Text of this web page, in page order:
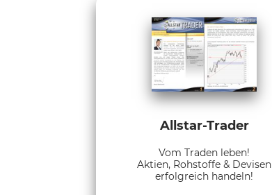
Allstar-Trader
Vom Traden leben!
Aktien, Rohstoffe & Devisen
erfolgreich handeln!